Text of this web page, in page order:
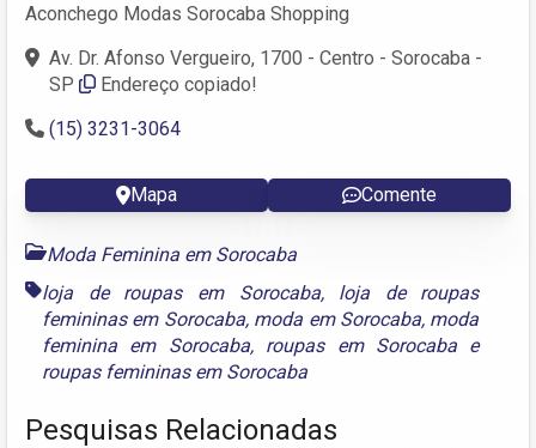
Aconchego Modas Sorocaba Shopping
Av. Dr. Afonso Vergueiro, 1700 - Centro - Sorocaba -
SP
Endereço copiado!
(15) 3231-3064
Mapa Comente
Moda Feminina em Sorocaba
loja de roupas em Sorocaba, loja de roupas
femininas em Sorocaba, moda em Sorocaba, moda
feminina em Sorocaba, roupas em Sorocaba e
roupas femininas em Sorocaba
Pesquisas Relacionadas